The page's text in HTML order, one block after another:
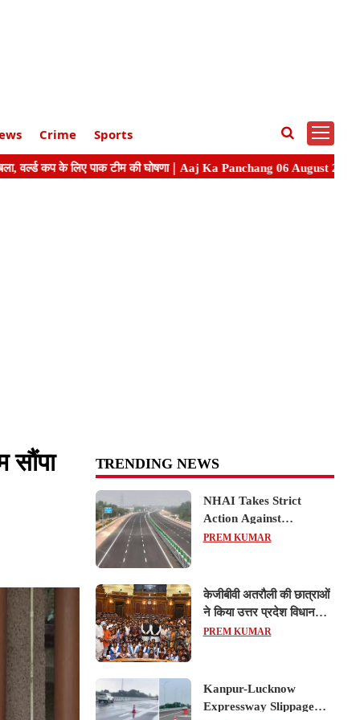
Crime Sports
सौंपा
TRENDING NEWS
NHAI Takes Strict
Action Against
Concessionaire,
Expressway Issues
PREM KUMAR
केजीबीवी अतरौली की छात्राओं
ने किया उत्तर प्रदेश विधानसभा
का शैक्षिक भ्रमण, लोकतांत्रिक
PREM KUMAR
Kanpur-Lucknow
Expressway Slippage